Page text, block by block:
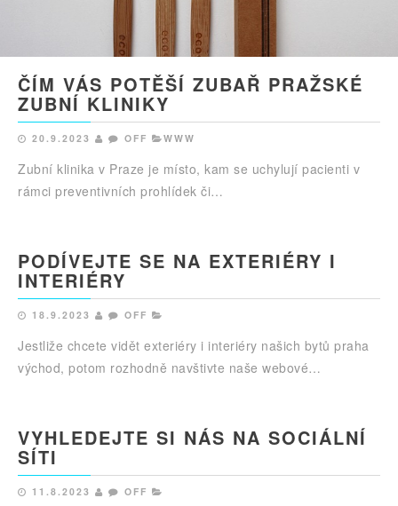
ČÍM VÁS POTĚŠÍ ZUBAŘ PRAŽSKÉ
ZUBNÍ KLINIKY
20.9.2023 OFF WWW
Zubní klinika v Praze je místo, kam se uchylují pacienti v
rámci preventivních prohlídek či…
PODÍVEJTE SE NA EXTERIÉRY I
INTERIÉRY
18.9.2023 OFF
Jestliže chcete vidět exteriéry i interiéry našich bytů praha
východ, potom rozhodně navštivte naše webové…
VYHLEDEJTE SI NÁS NA SOCIÁLNÍ
SÍTI
11.8.2023 OFF